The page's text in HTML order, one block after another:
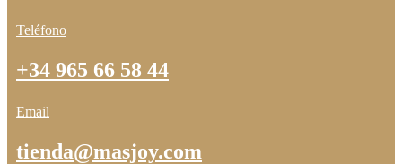
Teléfono
+34 965 66 58 44
Email
tienda@masjoy.com